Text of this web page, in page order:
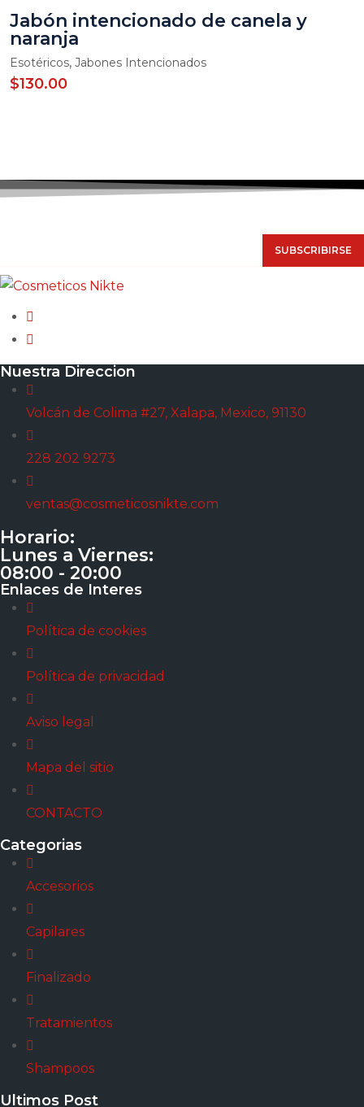
Jabón intencionado de canela y
naranja
Esotéricos, Jabones Intencionados
$130.00
SUBSCRIBIRSE
Nuestra Direccion
Volcán de Colima #27, Xalapa, Mexico, 91130
228 202 9273
ventas@cosmeticosnikte.com
Horario:
Lunes a Viernes:
08:00 - 20:00
Enlaces de Interes
Política de cookies
Política de privacidad
Aviso legal
Mapa del sitio
CONTACTO
Categorias
Accesorios
Capilares
Finalizado
Tratamientos
Shampoos
Ultimos Post